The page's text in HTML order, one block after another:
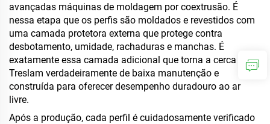
avançadas máquinas de moldagem por coextrusão. É
nessa etapa que os perfis são moldados e revestidos com
uma camada protetora externa que protege contra
desbotamento, umidade, rachaduras e manchas. É
exatamente essa camada adicional que torna a cerca
Treslam verdadeiramente de baixa manutenção e
construída para oferecer desempenho duradouro ao ar
livre.
Após a produção, cada perfil é cuidadosamente verificado